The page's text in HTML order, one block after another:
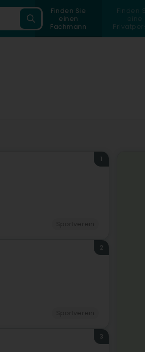
Finden Sie
einen
Fachmann
Finden
eine
1
2
3